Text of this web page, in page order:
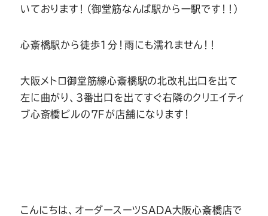
SADA
の
公
式
SADA
の
公
式
SADA
の
公
式
SADA
の
公
式
SADA
の
公
式
いております！（御堂筋なんば駅から一駅です！！）
心斎橋駅から徒歩1分！雨にも濡れません！！
大阪メトロ御堂筋線心斎橋駅の北改札出口を出て
左に曲がり、3番出口を出てすぐ右隣のクリエイティ
ブ心斎橋ビルの７Ｆが店舗になります！
こんにちは、オーダースーツSADA大阪心斎橋店で